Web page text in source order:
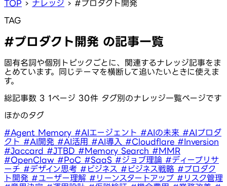
TOP › ナレッジ › #プロダクト開発
TAG
#プロダクト開発 の記事一覧
固有名詞や個別トピックごとに、関連するナレッジ記事をま
とめています。同じテーマを横断して追いたいときに使えま
す。
総記事数 3 1ページ 30件 タグ別のナレッジ一覧ページです
ほかのタグ
#Agent Memory #AIエージェント #AIの未来 #AIプロダ
クト #AI開発 #AI活用 #AI導入 #Cloudflare #Inversion
#Jaccard #JTBD #Memory Search #MMR
#OpenClaw #PoC #SaaS #ジョブ理論 #ディープリサ
ーチ #デザイン思考 #ビジネス #ビジネス戦略 #プロダク
ト開発 #ユーザー理解 #リーンスタートアップ #リスク管理